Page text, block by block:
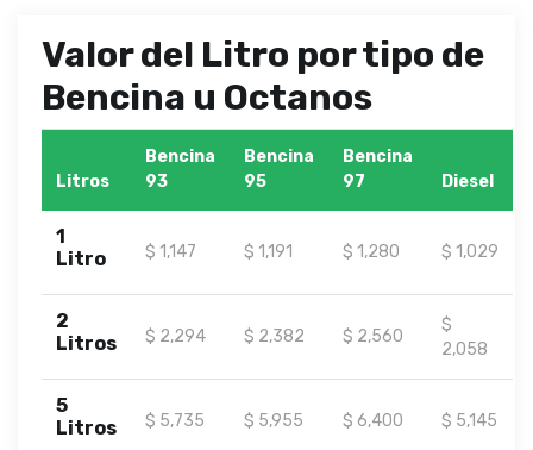
Valor del Litro por tipo de
Bencina u Octanos
Litros
Bencina
93
Bencina
95
Bencina
97
Diesel
1
Litro
$ 1,147 $ 1,191 $ 1,280 $ 1,029
2
Litros
$ 2,294 $ 2,382 $ 2,560
$
2,058
5
Litros
$ 5,735 $ 5,955 $ 6,400 $ 5,145